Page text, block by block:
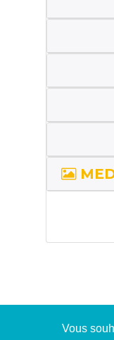
Vous